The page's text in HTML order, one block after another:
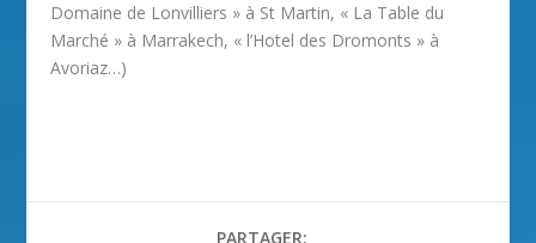
Domaine de Lonvilliers » à St Martin, « La Table du
Marché » à Marrakech, « l’Hotel des Dromonts » à
Avoriaz…)
PARTAGER: